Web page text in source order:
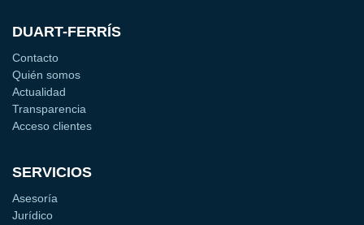
DUART-FERRÍS
Contacto
Quién somos
Actualidad
Transparencia
Acceso clientes
SERVICIOS
Asesoría
Jurídico